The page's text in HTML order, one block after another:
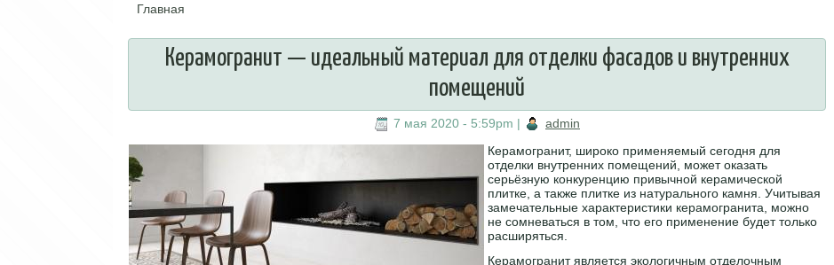
Главная
Керамогранит — идеальный материал для отделки фасадов и внутренних
помещений
7 мая 2020 - 5:59pm |
admin
Керамогранит, широко применяемый сегодня для
отделки внутренних помещений, может оказать
серьёзную конкуренцию привычной керамической
плитке, а также плитке из натурального камня. Учитывая
замечательные характеристики керамогранита, можно
не сомневаться в том, что его применение будет только
расширяться.
Керамогранит является экологичным отделочным